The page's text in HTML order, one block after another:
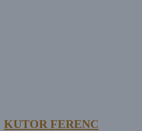
KUTOR FERENC